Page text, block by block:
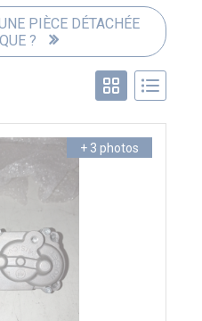
PIÈCE DÉTACHÉE
?
+ 3 photos
06 54